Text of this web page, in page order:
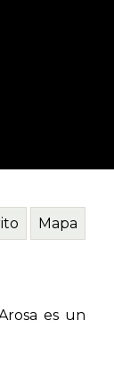
Mapa
es un